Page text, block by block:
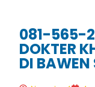
081-565-
DOKTER
DI